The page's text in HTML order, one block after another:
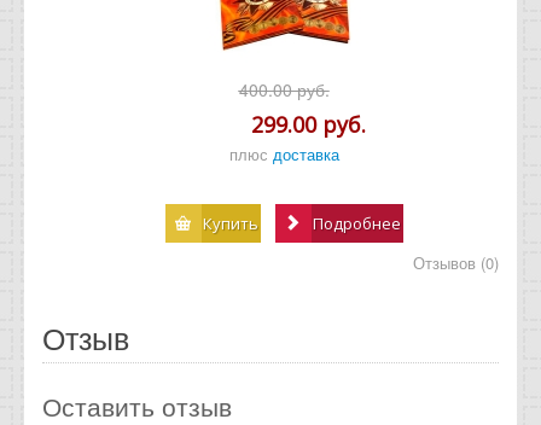
400.00 руб.
299.00 руб.
плюс доставка
Купить Подробнее
Отзывов (0)
Отзыв
Оставить отзыв